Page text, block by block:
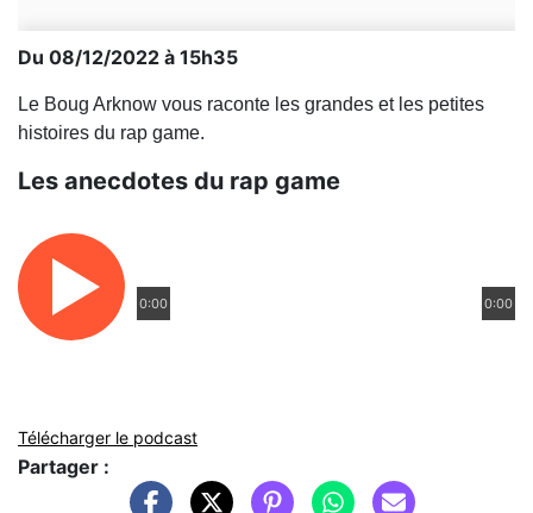
Du 08/12/2022 à 15h35
Le Boug Arknow vous raconte les grandes et les petites
histoires du rap game.
Les anecdotes du rap game
0:00 0:00
Télécharger le podcast
Partager :